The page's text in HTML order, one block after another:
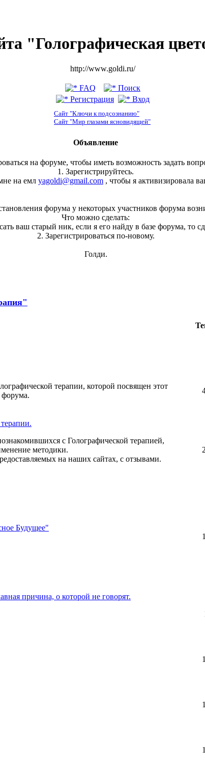
"Голографическая
http://www.goldi.ru/
FAQ
Поиск
Регистрация
Вход
Сайт "Ключи к подсознанию"
Сайт "Мир глазами ясновидящей"
Объявление
на форуме, чтобы иметь возможность задать
1. Зарегистрируйтесь.
на емл yagoldi@gmail.com , чтобы я активизировала
форума у некоторых участников форума
Что можно сделать:
ваш старый ник, если я его найду в базе форума, то
2. Зарегистрироваться по-новому.
Голди.
терапии, которой посвящен этот
с Голографической терапией,
методики.
на наших сайтах, с отзывами.
Будущее"
причина, о которой не говорят.